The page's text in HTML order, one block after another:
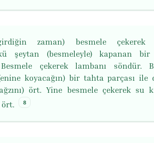
zaman) besmele çekerek
şeytan (besmeleyle) kapanan bir
çekerek lambanı söndür.
koyacağın) bir tahta parçası ile
ört. Yine besmele çekerek su
ört.
8